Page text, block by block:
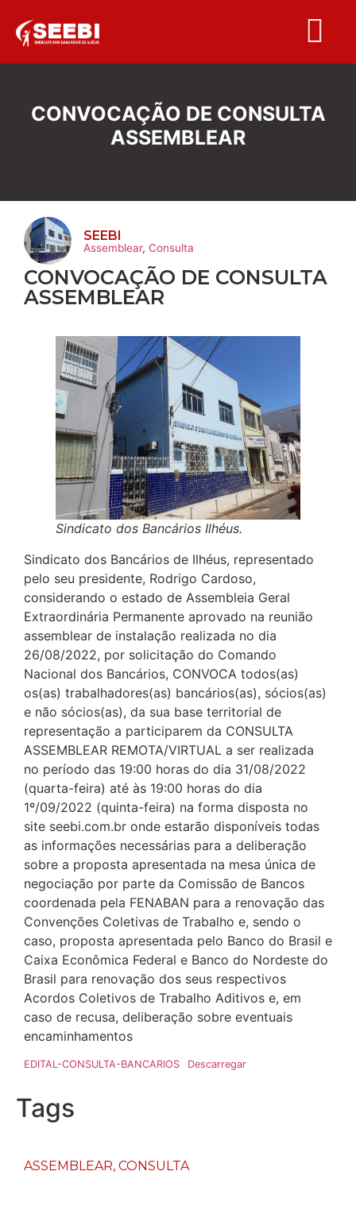
CONVOCAÇÃO DE CONSULTA
ASSEMBLEAR
SEEBI
Assemblear, Consulta
CONVOCAÇÃO DE CONSULTA
ASSEMBLEAR
Sindicato dos Bancários Ilhéus.
Sindicato dos Bancários de Ilhéus, representado
pelo seu presidente, Rodrigo Cardoso,
considerando o estado de Assembleia Geral
Extraordinária Permanente aprovado na reunião
assemblear de instalação realizada no dia
26/08/2022, por solicitação do Comando
Nacional dos Bancários, CONVOCA todos(as)
os(as) trabalhadores(as) bancários(as), sócios(as)
e não sócios(as), da sua base territorial de
representação a participarem da CONSULTA
ASSEMBLEAR REMOTA/VIRTUAL a ser realizada
no período das 19:00 horas do dia 31/08/2022
(quarta-feira) até às 19:00 horas do dia
1º/09/2022 (quinta-feira) na forma disposta no
site seebi.com.br onde estarão disponíveis todas
as informações necessárias para a deliberação
sobre a proposta apresentada na mesa única de
negociação por parte da Comissão de Bancos
coordenada pela FENABAN para a renovação das
Convenções Coletivas de Trabalho e, sendo o
caso, proposta apresentada pelo Banco do Brasil e
Caixa Econômica Federal e Banco do Nordeste do
Brasil para renovação dos seus respectivos
Acordos Coletivos de Trabalho Aditivos e, em
caso de recusa, deliberação sobre eventuais
encaminhamentos
EDITAL-CONSULTA-BANCARIOS Descarregar
Tags
ASSEMBLEAR, CONSULTA